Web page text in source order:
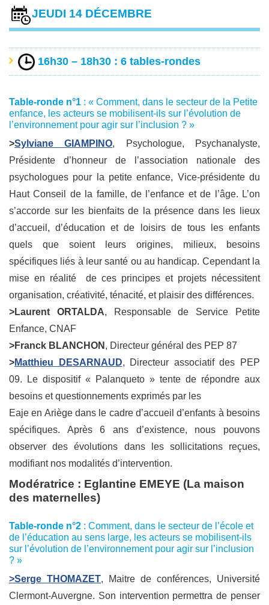
JEUDI 14 DÉCEMBRE
16h30 – 18h30 : 6 tables-rondes
Table-ronde n°1 : « Comment, dans le secteur de la Petite
enfance, les acteurs se mobilisent-ils sur l’évolution de
l’environnement pour agir sur l’inclusion ? »
>Sylviane GIAMPINO, Psychologue, Psychanalyste,
Présidente d’honneur de l’association nationale des
psychologues pour la petite enfance, Vice-présidente du
Haut Conseil de la famille, de l’enfance et de l’âge. L’on
s’accorde sur les bienfaits de la présence dans les lieux
d’accueil, d’éducation et de loisirs de tous les enfants
quels que soient leurs origines, milieux, besoins
spécifiques liés à leur santé ou au handicap. Cependant la
mise en réalité de ces principes et projets nécessitent
organisation, créativité, ténacité, et plaisir des différences.
>Laurent ORTALDA, Responsable de Service Petite
Enfance, CNAF
>Franck BLANCHON , Directeur général des PEP 87
>Matthieu DESARNAUD, Directeur associatif des PEP
09. Le dispositif « Palanqueto » tente de répondre aux
besoins et questionnements exprimés par les
Eaje en Ariège dans le cadre d’accueil d’enfants à besoins
spécifiques. Après 6 ans d’existence, nous pouvons
observer des évolutions dans les sollicitations reçues,
modifiant nos modalités d’intervention.
Modératrice : Eglantine EMEYE (La maison
des maternelles)
Table-ronde n°2 : Comment, dans le secteur de l’école et
de l’éducation au sens large, les acteurs se mobilisent-ils
sur l’évolution de l’environnement pour agir sur l’inclusion
? »
>Serge THOMAZET, Maitre de conférences, Université
Clermont-Auvergne. Son intervention permettra de penser